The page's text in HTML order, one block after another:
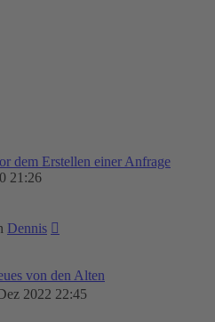
dem Erstellen einer Anfrage
21:26
Dennis
von den Alten
2022 22:45